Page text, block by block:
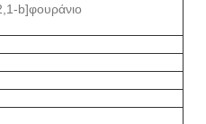
b]φουράνιο